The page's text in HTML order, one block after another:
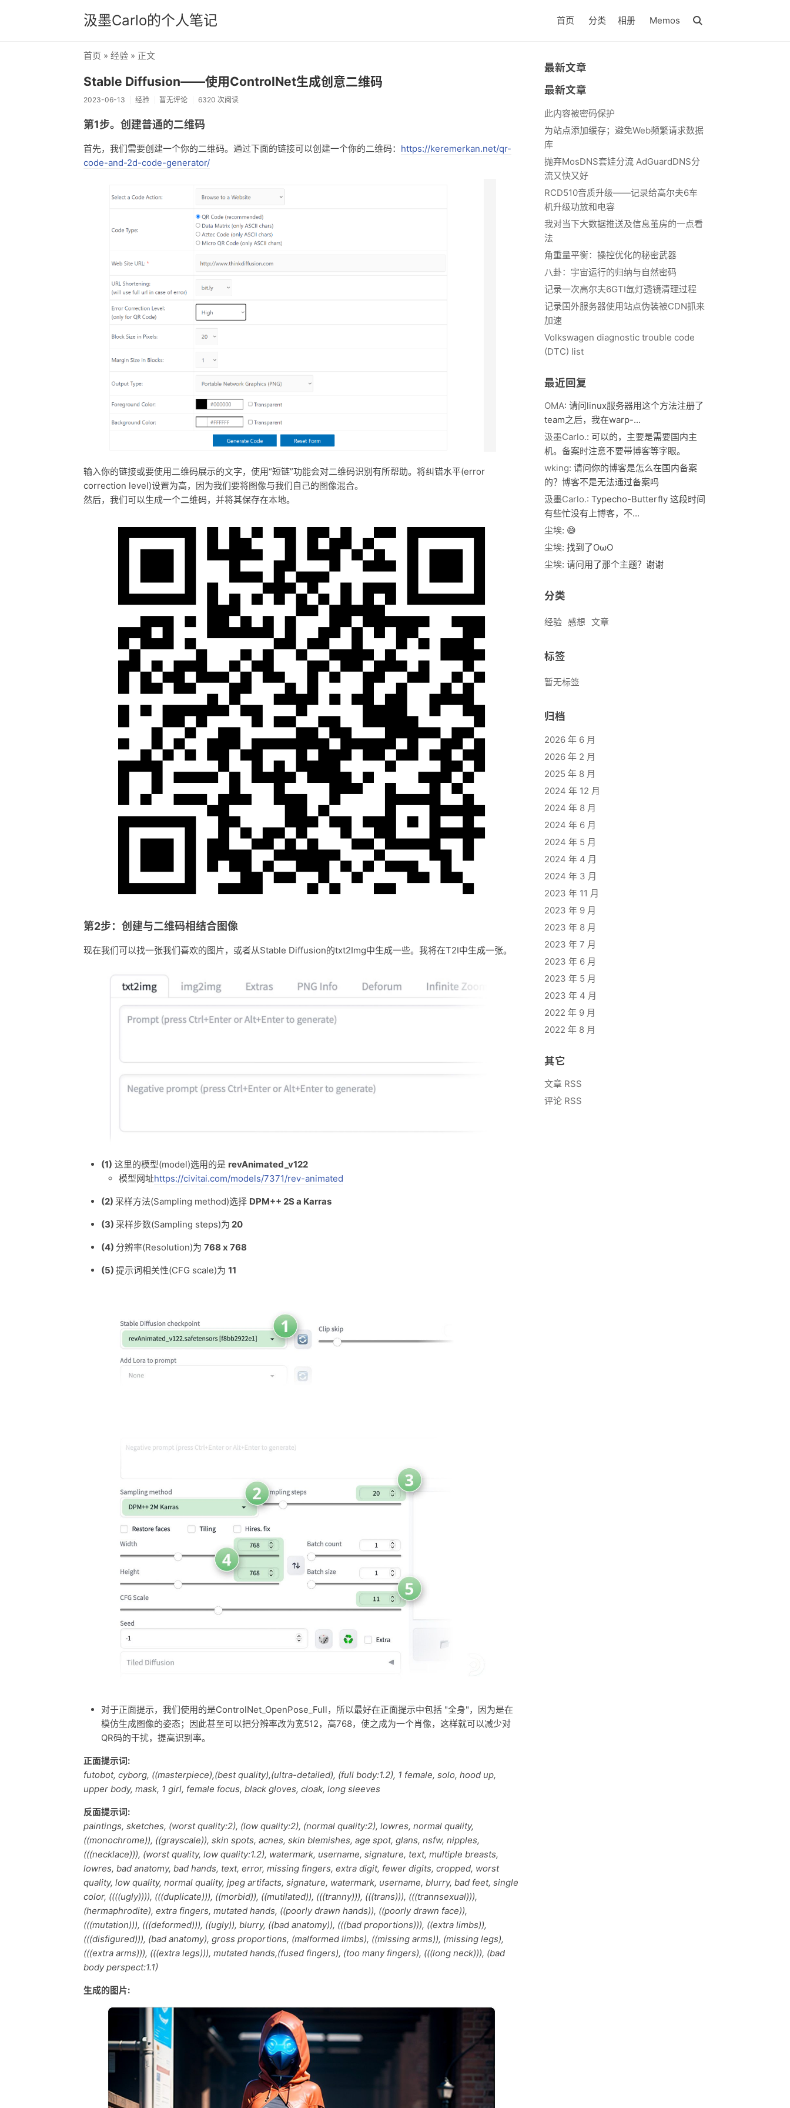
汲墨Carlo的个人笔记 首页 分类 相册 Memos
首页 » 经验 » 正文
Stable Diffusion——使用ControlNet生成创意二维码
2023-06-13 经验 暂无评论 6320 次阅读
第1步。创建普通的二维码
首先，我们需要创建一个你的二维码。通过下面的链接可以创建一个你的二维码： https://keremerkan.net/qr-
code-and-2d-code-generator/
输入你的链接或要使用二维码展示的文字，使用“短链”功能会对二维码识别有所帮助。将纠错水平(error
correction level)设置为高，因为我们要将图像与我们自己的图像混合。
然后，我们可以生成一个二维码，并将其保存在本地。
第2步：创建与二维码相结合图像
现在我们可以找一张我们喜欢的图片，或者从Stable Diffusion的txt2Img中生成一些。我将在T2I中生成一张。
(1) 这里的模型(model)选用的是 revAnimated_v122
模型网址https://civitai.com/models/7371/rev-animated
(2) 采样方法(Sampling method)选择 DPM++ 2S a Karras
(3) 采样步数(Sampling steps)为 20
(4) 分辨率(Resolution)为 768 x 768
(5) 提示词相关性(CFG scale)为 11
对于正面提示，我们使用的是ControlNet_OpenPose_Full，所以最好在正面提示中包括 "全身"，因为是在
模仿生成图像的姿态；因此甚至可以把分辨率改为宽512，高768，使之成为一个肖像，这样就可以减少对
QR码的干扰，提高识别率。
正面提示词:
futobot, cyborg, ((masterpiece),(best quality),(ultra-detailed), (full body:1.2), 1 female, solo, hood up,
upper body, mask, 1 girl, female focus, black gloves, cloak, long sleeves
反面提示词:
paintings, sketches, (worst quality:2), (low quality:2), (normal quality:2), lowres, normal quality,
((monochrome)), ((grayscale)), skin spots, acnes, skin blemishes, age spot, glans, nsfw, nipples,
(((necklace))), (worst quality, low quality:1.2), watermark, username, signature, text, multiple breasts,
lowres, bad anatomy, bad hands, text, error, missing fingers, extra digit, fewer digits, cropped, worst
quality, low quality, normal quality, jpeg artifacts, signature, watermark, username, blurry, bad feet, single
color, ((((ugly)))), (((duplicate))), ((morbid)), ((mutilated)), (((tranny))), (((trans))), (((trannsexual))),
(hermaphrodite), extra fingers, mutated hands, ((poorly drawn hands)), ((poorly drawn face)),
(((mutation))), (((deformed))), ((ugly)), blurry, ((bad anatomy)), (((bad proportions))), ((extra limbs)),
(((disfigured))), (bad anatomy), gross proportions, (malformed limbs), ((missing arms)), (missing legs),
(((extra arms))), (((extra legs))), mutated hands,(fused fingers), (too many fingers), (((long neck))), (bad
body perspect:1.1)
生成的图片:
最新文章
最新文章
此内容被密码保护
为站点添加缓存；避免Web频繁请求数据
库
抛弃MosDNS套娃分流 AdGuardDNS分
流又快又好
RCD510音质升级——记录给高尔夫6车
机升级功放和电容
我对当下大数据推送及信息茧房的一点看
法
角重量平衡：操控优化的秘密武器
八卦：宇宙运行的归纳与自然密码
记录一次高尔夫6GTI氙灯透镜清理过程
记录国外服务器使用站点伪装被CDN抓来
加速
Volkswagen diagnostic trouble code
(DTC) list
最近回复
OMA: 请问linux服务器用这个方法注册了
team之后，我在warp-...
汲墨Carlo.: 可以的，主要是需要国内主
机。备案时注意不要带博客等字眼。
wking: 请问你的博客是怎么在国内备案
的？博客不是无法通过备案吗
汲墨Carlo.: Typecho-Butterfly 这段时间
有些忙没有上博客，不...
尘埃: 😅
尘埃: 找到了OωO
尘埃: 请问用了那个主题？谢谢
分类
经验 感想 文章
标签
暂无标签
归档
2026 年 6 月
2026 年 2 月
2025 年 8 月
2024 年 12 月
2024 年 8 月
2024 年 6 月
2024 年 5 月
2024 年 4 月
2024 年 3 月
2023 年 11 月
2023 年 9 月
2023 年 8 月
2023 年 7 月
2023 年 6 月
2023 年 5 月
2023 年 4 月
2022 年 9 月
2022 年 8 月
其它
文章 RSS
评论 RSS